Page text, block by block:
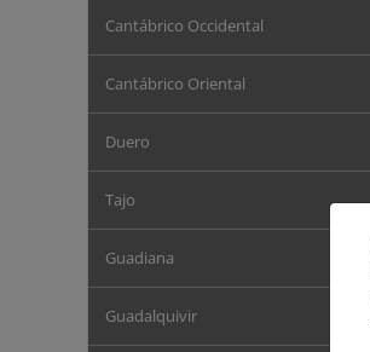
Cantábrico Occidental
Cantábrico Oriental
Duero
Tajo
Guadiana
Guadalquivir